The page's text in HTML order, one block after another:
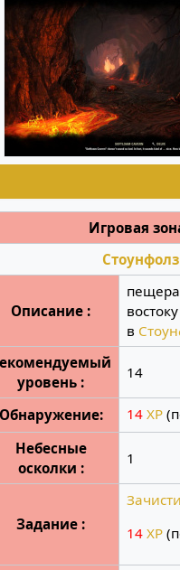
Игровая
Стоунфолз
Описание :
в
уровень :
14
Обнаружение: 14 XP
Небесные
осколки :
1
Задание :
14 XP